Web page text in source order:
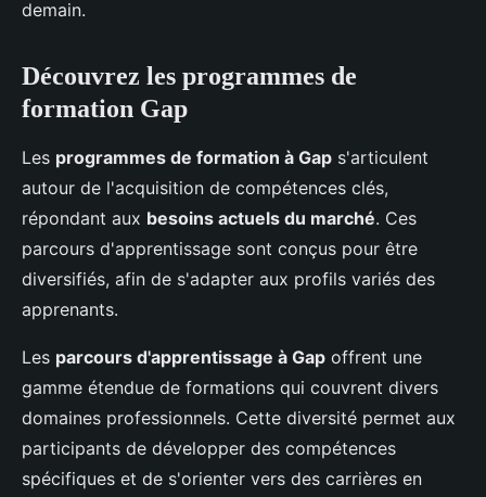
demain.
Découvrez les programmes de
formation Gap
Les programmes de formation à Gap s'articulent
autour de l'acquisition de compétences clés,
répondant aux besoins actuels du marché. Ces
parcours d'apprentissage sont conçus pour être
diversifiés, afin de s'adapter aux profils variés des
apprenants.
Les parcours d'apprentissage à Gap offrent une
gamme étendue de formations qui couvrent divers
domaines professionnels. Cette diversité permet aux
participants de développer des compétences
spécifiques et de s'orienter vers des carrières en